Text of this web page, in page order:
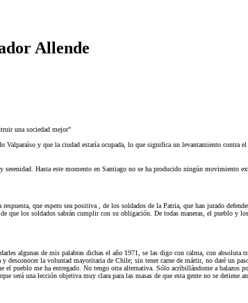
Allende
una sociedad mejor"
y que la ciudad estaría ocupada, lo que significa un levantamiento
Hasta este momento en Santiago no se ha producido ningún movimiento
que espero sea positiva , de los soldados de la Patria, que han jurado
los soldados sabrán cumplir con su obligación. De todas maneras, el pueblo y
algunas de mis palabras dichas el año 1971, se las digo con calma, con
la voluntad mayoritaria de Chile; sin tener carne de mártir, no daré un
pueblo me ha entregado. No tengo otra alternativa. Sólo acribillándome a
será una lección objetiva muy clara para las masas de que esta gente no se detiene